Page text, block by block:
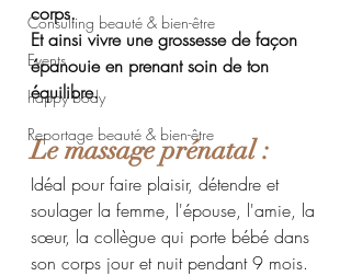
Consulting beauté & bien-être
Events
happy body
Reportage beauté & bien-être
corps.
Et ainsi vivre une grossesse de façon
épanouie en prenant soin de ton
équilibre.
Le massage prénatal :
Idéal pour faire plaisir, détendre et
soulager la femme, l'épouse, l'amie, la
sœur, la collègue qui porte bébé dans
son corps jour et nuit pendant 9 mois.